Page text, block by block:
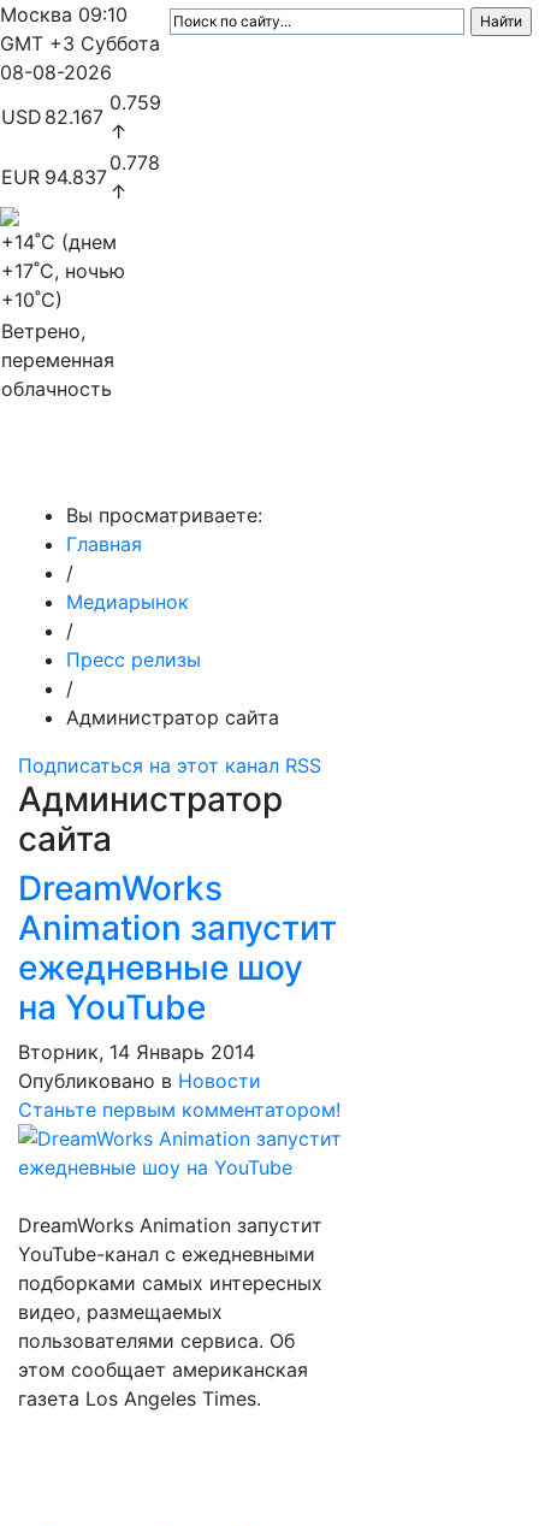
Москва 09:10
GMT +3 Суббота
08-08-2026
USD 82.167
0.759
↑
EUR 94.837
0.778
↑
+14˚C (днем
+17˚C, ночью
+10˚C)
Ветрено,
переменная
облачность
Вы просматриваете:
Главная
/
Медиарынок
/
Пресс релизы
/
Администратор сайта
Подписаться на этот канал RSS
Администратор
сайта
DreamWorks
Animation запустит
ежедневные шоу
на YouTube
Вторник, 14 Январь 2014
Опубликовано в Новости
Станьте первым комментатором!
DreamWorks Animation запуcтит
YouTube-канал с ежедневными
подборками самых интересных
видео, размещаемых
пользователями сервиса. Об
этом сообщает американская
газета Los Angeles Times.